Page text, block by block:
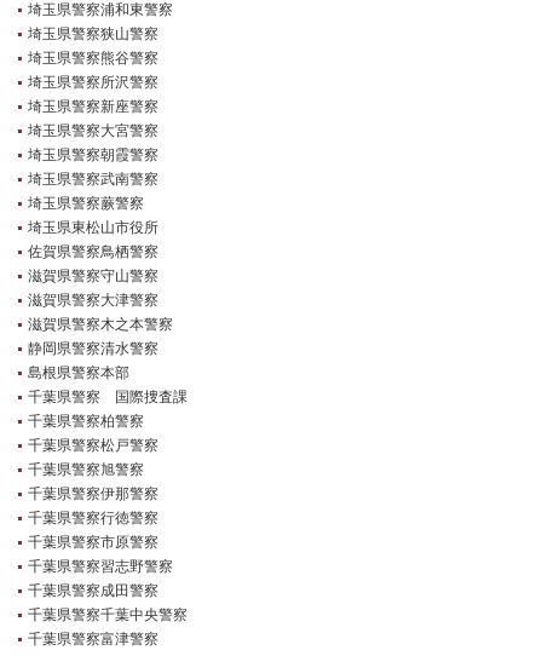
埼玉県警察浦和東警察
埼玉県警察狭山警察
埼玉県警察熊谷警察
埼玉県警察所沢警察
埼玉県警察新座警察
埼玉県警察大宮警察
埼玉県警察朝霞警察
埼玉県警察武南警察
埼玉県警察蕨警察
埼玉県東松山市役所
佐賀県警察鳥栖警察
滋賀県警察守山警察
滋賀県警察大津警察
滋賀県警察木之本警察
静岡県警察清水警察
島根県警察本部
千葉県警察 国際捜査課
千葉県警察柏警察
千葉県警察松戸警察
千葉県警察旭警察
千葉県警察伊那警察
千葉県警察行徳警察
千葉県警察市原警察
千葉県警察習志野警察
千葉県警察成田警察
千葉県警察千葉中央警察
千葉県警察富津警察